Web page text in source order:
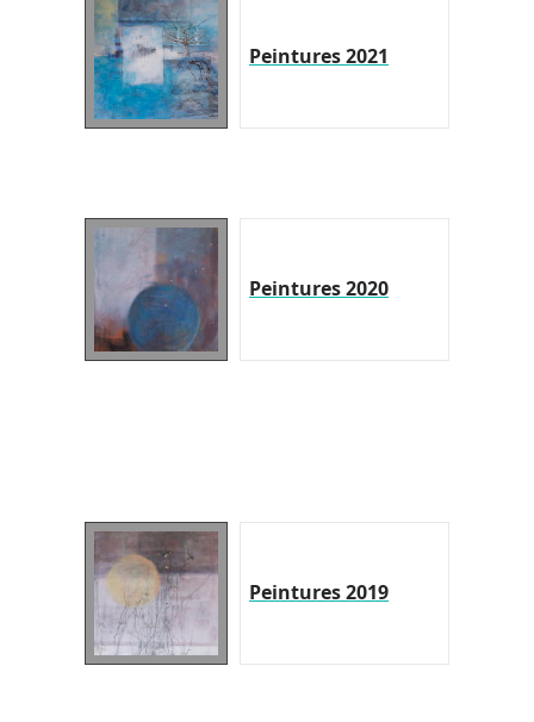
Peintures 2021
Peintures 2020
Peintures 2019